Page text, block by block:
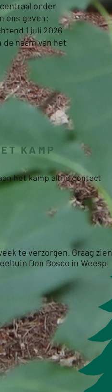
onder
ons geven:
1 juli 2026
naam van het
KAMP
het kamp altijd contact
te verzorgen. Graag zien
Don Bosco in Weesp